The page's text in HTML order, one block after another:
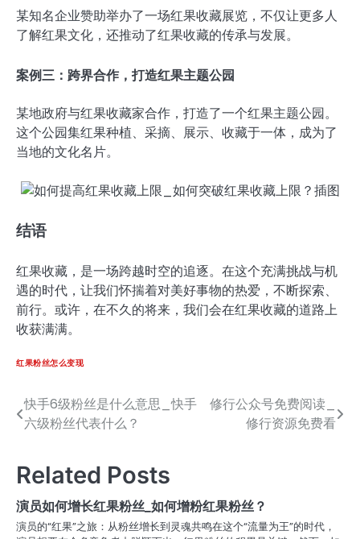
某知名企业赞助举办了一场红果收藏展览，不仅让更多人
了解红果文化，还推动了红果收藏的传承与发展。
案例三：跨界合作，打造红果主题公园
某地政府与红果收藏家合作，打造了一个红果主题公园。
这个公园集红果种植、采摘、展示、收藏于一体，成为了
当地的文化名片。
结语
红果收藏，是一场跨越时空的追逐。在这个充满挑战与机
遇的时代，让我们怀揣着对美好事物的热爱，不断探索、
前行。或许，在不久的将来，我们会在红果收藏的道路上
收获满满。
红果粉丝怎么变现
文
章
导
航
快手6级粉丝是什么意思_快手
六级粉丝代表什么？
修行公众号免费阅读_
修行资源免费看
Related Posts
演员如何增长红果粉丝_如何增粉红果粉丝？
演员的“红果”之旅：从粉丝增长到灵魂共鸣在这个“流量为王”的时代，